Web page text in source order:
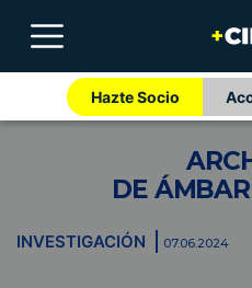
Hazte Socio
DE
INVESTIGACIÓN 07.06.2024